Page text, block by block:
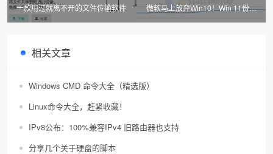
一款用过就离不开的文件传输软件
微软马上放弃Win10！Win 11份额
相关文章
Windows CMD 命令大全（精选版）
Linux命令大全，赶紧收藏！
IPv8公布：100%兼容IPv4 旧路由器也支持
分享几个关于硬盘的脚本